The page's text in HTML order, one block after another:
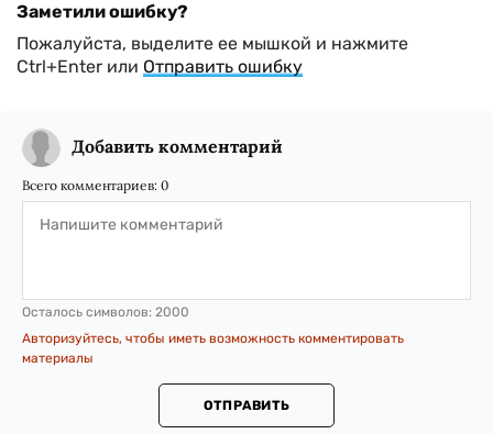
Заметили ошибку?
Пожалуйста, выделите ее мышкой и нажмите
Ctrl+Enter или Отправить ошибку
Добавить комментарий
Всего комментариев: 0
Осталось символов: 2000
Авторизуйтесь, чтобы иметь возможность комментировать
материалы
ОТПРАВИТЬ